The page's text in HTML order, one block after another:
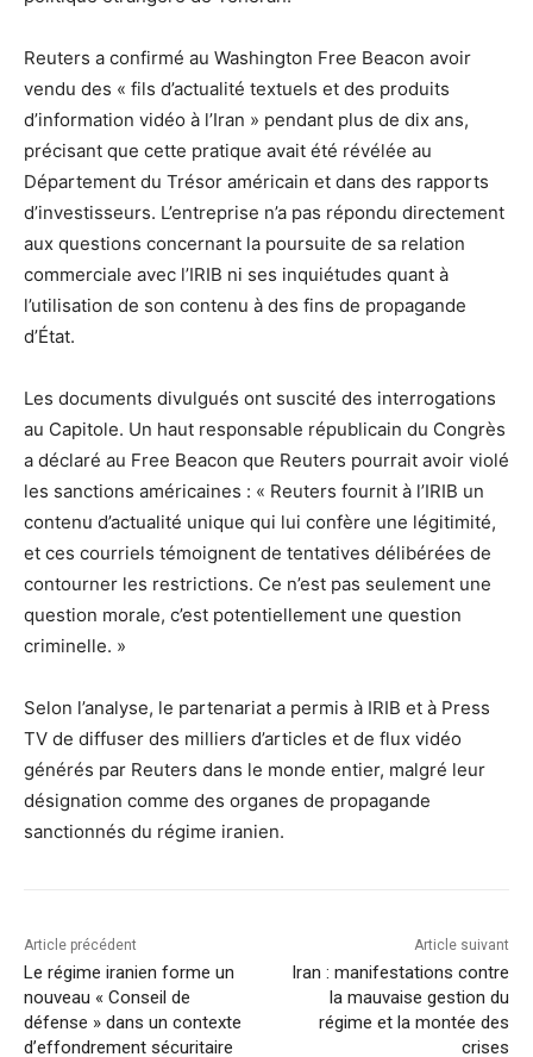
Reuters a confirmé au Washington Free Beacon avoir
vendu des « fils d’actualité textuels et des produits
d’information vidéo à l’Iran » pendant plus de dix ans,
précisant que cette pratique avait été révélée au
Département du Trésor américain et dans des rapports
d’investisseurs. L’entreprise n’a pas répondu directement
aux questions concernant la poursuite de sa relation
commerciale avec l’IRIB ni ses inquiétudes quant à
l’utilisation de son contenu à des fins de propagande
d’État.
Les documents divulgués ont suscité des interrogations
au Capitole. Un haut responsable républicain du Congrès
a déclaré au Free Beacon que Reuters pourrait avoir violé
les sanctions américaines : « Reuters fournit à l’IRIB un
contenu d’actualité unique qui lui confère une légitimité,
et ces courriels témoignent de tentatives délibérées de
contourner les restrictions. Ce n’est pas seulement une
question morale, c’est potentiellement une question
criminelle. »
Selon l’analyse, le partenariat a permis à IRIB et à Press
TV de diffuser des milliers d’articles et de flux vidéo
générés par Reuters dans le monde entier, malgré leur
désignation comme des organes de propagande
sanctionnés du régime iranien.
Article précédent
Le régime iranien forme un
nouveau « Conseil de
défense » dans un contexte
d’effondrement sécuritaire
Article suivant
Iran : manifestations contre
la mauvaise gestion du
régime et la montée des
crises